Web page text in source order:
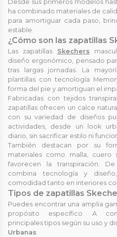
Desde sus primeros modelos
ha combinado materiales de
para amortiguar cada paso,
estable.
¿Cómo son las zapatillas
Las zapatillas Skechers
diseño ergonómico, pensado
tras largas jornadas. La
plantillas con tecnología
forma del pie y amortiguan el
Fabricadas con tejidos
zapatillas ofrecen un calce
con su variedad de diseños
actividades, desde un look
diario, sin sacrificar estilo ni
También destacan por su
materiales como malla,
favorecen la transpiración.
combina tecnología y
comodidad tanto en interiores
Tipos de zapatillas
Puedes encontrar una amplia
propósito específico. A
principales tipos según su uso y
Urbanas